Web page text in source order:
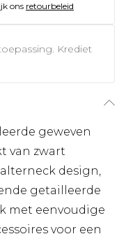
ons retourbeleid
Krediet
geweven
van zwart
design,
getailleerde
met eenvoudige
voor een